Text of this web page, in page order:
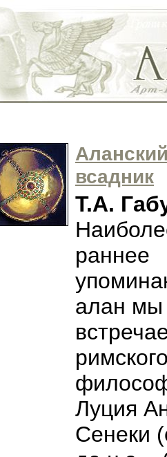
всадник
Т.А.
раннее
алан мы
Луция
Сенеки